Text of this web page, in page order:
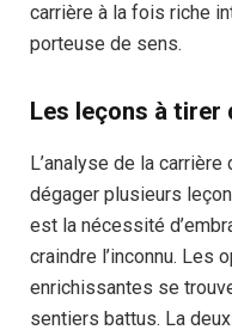
carrière à la fois riche
porteuse de sens.
Les leçons à tirer
L’analyse de la
dégager plusieurs
est la nécessité
craindre l’inconnu. Les
enrichissantes se
sentiers battus. La